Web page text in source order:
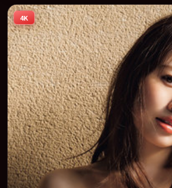
适合喜欢强情节与人物弧光的观众完整观看。
4K